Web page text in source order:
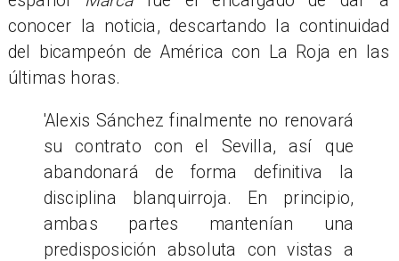
conocer la noticia, descartando la continuidad
del bicampeón de América con La Roja en las
últimas horas.
'Alexis Sánchez finalmente no renovará
su contrato con el Sevilla, así que
abandonará de forma definitiva la
disciplina blanquirroja. En principio,
ambas partes mantenían una
predisposición absoluta con vistas a